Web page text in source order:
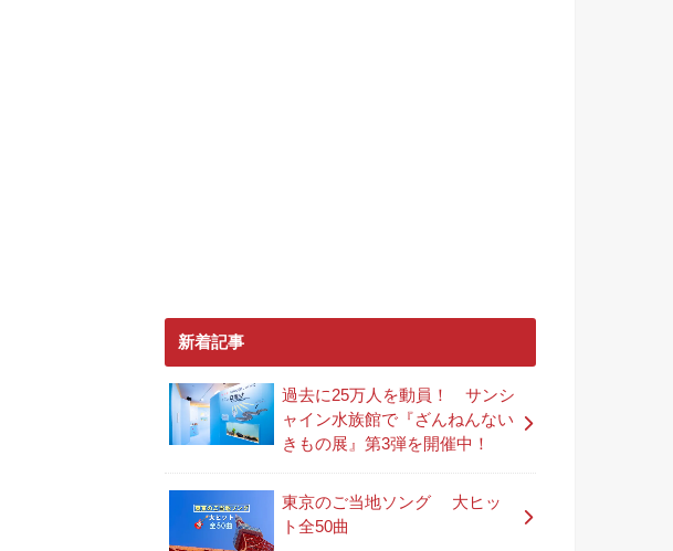
新着記事
過去に25万人を動員！ サンシ
ャイン水族館で『ざんねんない
きもの展』第3弾を開催中！
東京のご当地ソング 大ヒッ
ト全50曲